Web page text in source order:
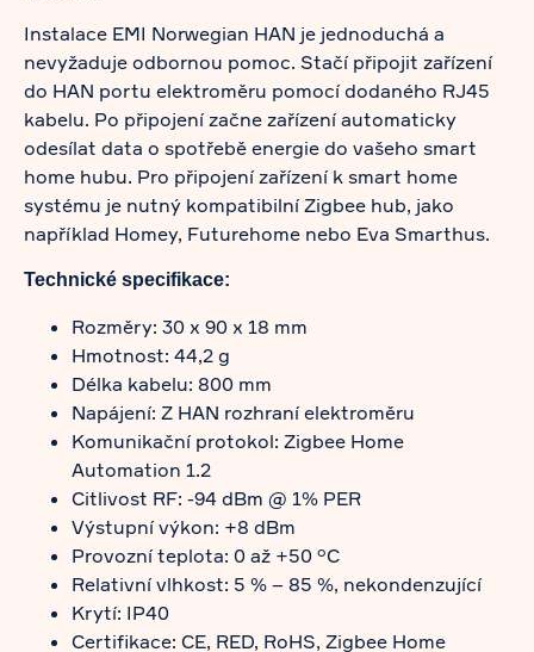
Instalace EMI Norwegian HAN je jednoduchá a
nevyžaduje odbornou pomoc. Stačí připojit zařízení
do HAN portu elektroměru pomocí dodaného RJ45
kabelu. Po připojení začne zařízení automaticky
odesílat data o spotřebě energie do vašeho smart
home hubu. Pro připojení zařízení k smart home
systému je nutný kompatibilní Zigbee hub, jako
například Homey, Futurehome nebo Eva Smarthus.
Technické specifikace:
Rozměry: 30 x 90 x 18 mm
Hmotnost: 44,2 g
Délka kabelu: 800 mm
Napájení: Z HAN rozhraní elektroměru
Komunikační protokol: Zigbee Home
Automation 1.2
Citlivost RF: -94 dBm @ 1% PER
Výstupní výkon: +8 dBm
Provozní teplota: 0 až +50 °C
Relativní vlhkost: 5 % – 85 %, nekondenzující
Krytí: IP40
Certifikace: CE, RED, RoHS, Zigbee Home